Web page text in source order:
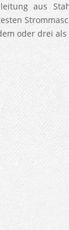
aus
oder drei